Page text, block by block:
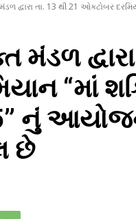
દ્વારા તા. 13 થી 21 ઓક્ટોબર
મંડળ
“માં
નું આયોજન
છે